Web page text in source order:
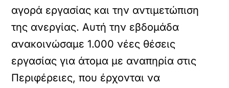
αγορά εργασίας και την αντιμετώπιση
της ανεργίας. Αυτή την εβδομάδα
ανακοινώσαμε 1.000 νέες θέσεις
εργασίας για άτομα με αναπηρία στις
Περιφέρειες, που έρχονται να